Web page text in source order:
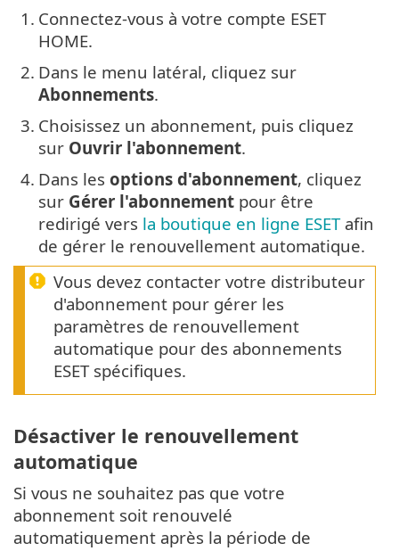
1. Connectez-vous à votre compte ESET
HOME.
2. Dans le menu latéral, cliquez sur
Abonnements.
3. Choisissez un abonnement, puis cliquez
sur Ouvrir l'abonnement.
4. Dans les options d'abonnement, cliquez
sur Gérer l'abonnement pour être
redirigé vers la boutique en ligne ESETafin
de gérer le renouvellement automatique.
Vous devez contacter votre distributeur
d'abonnement pour gérer les
paramètres de renouvellement
automatique pour des abonnements
ESET spécifiques.
Désactiver le renouvellement
automatique
Si vous ne souhaitez pas que votre
abonnement soit renouvelé
automatiquement après la période de